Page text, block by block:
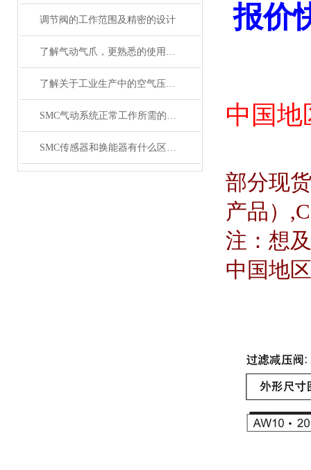
调节阀的工作范围及精密的设计
了解气动气爪，更熟悉的使用SMC齐气动气爪
了解关于工业生产中的空气压缩机应用
SMC气动系统正常工作所需的技术要求
SMC传感器和换能器有什么区别？
报价
中国地
部分现
产品）
注：想
中国地